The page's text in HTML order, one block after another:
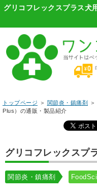
グリコフレックスプラス
トップページ ＞ 関節炎・鎮痛剤
Plus）の通販・製品紹介
グリコフレックスプ
関節炎・鎮痛剤